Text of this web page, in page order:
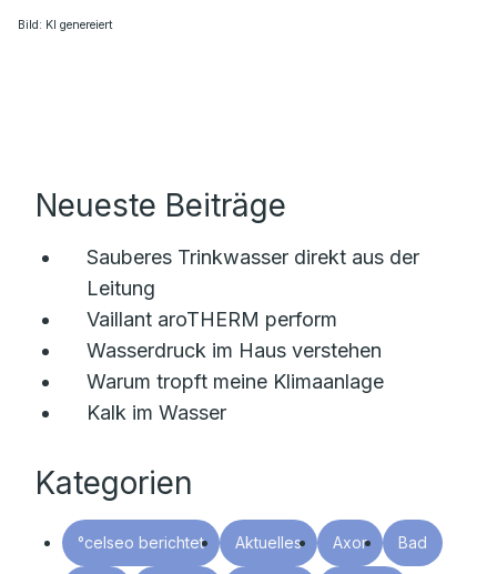
Bild: KI genereiert
Neueste Beiträge
Sauberes Trinkwasser direkt aus der
Leitung
Vaillant aroTHERM perform
Wasserdruck im Haus verstehen
Warum tropft meine Klimaanlage
Kalk im Wasser
Kategorien
°celseo berichtet Aktuelles Axor Bad